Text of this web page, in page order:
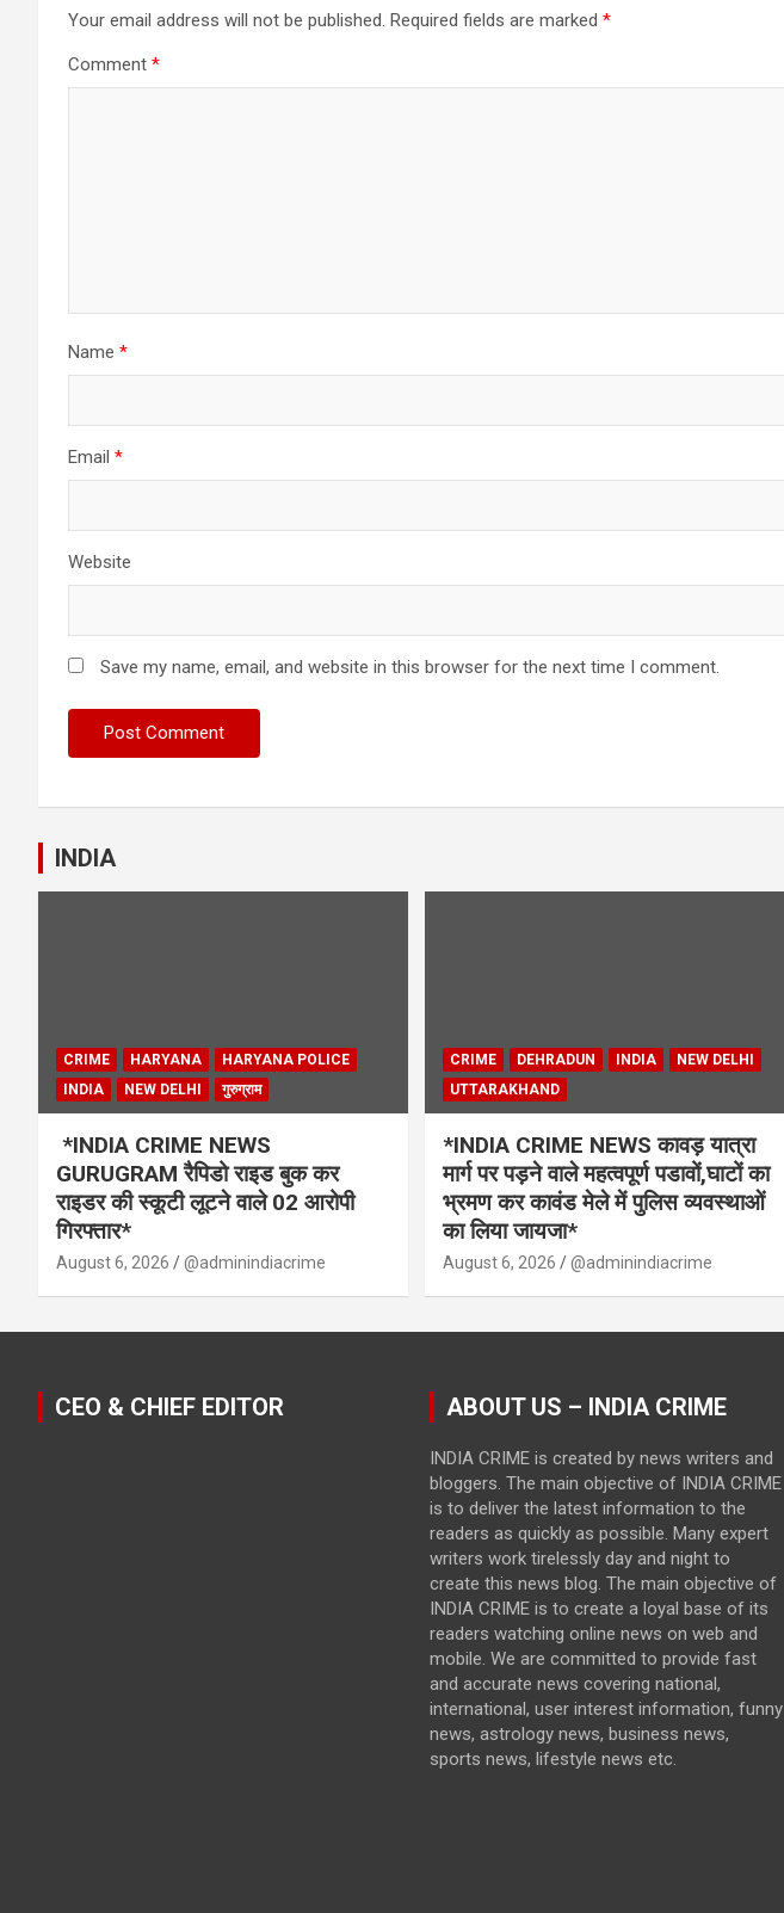
Your email address will not be published. Required fields are marked *
Comment *
Name *
Email *
Website
Save my name, email, and website in this browser for the next time I comment.
INDIA
CRIME HARYANA
HARYANA POLICE
INDIA
NEW DELHI गुरुग्राम
*INDIA CRIME NEWS
GURUGRAM रैपिडो राइड बुक कर
राइडर की स्कूटी लूटने वाले 02 आरोपी
गिरफ्तार*
August 6, 2026 @adminindiacrime
CRIME DEHRADUN INDIA
NEW DELHI
UTTARAKHAND
*INDIA CRIME NEWS कावड़ यात्रा
मार्ग पर पड़ने वाले महत्वपूर्ण पडावों,घाटों का
भ्रमण कर कावंड मेले में पुलिस व्यवस्थाओं
का लिया जायजा*
August 6, 2026 @adminindiacrime
CEO & CHIEF EDITOR ABOUT US – INDIA CRIME
INDIA CRIME is created by news writers and
bloggers. The main objective of INDIA CRIME
is to deliver the latest information to the
readers as quickly as possible. Many expert
writers work tirelessly day and night to
create this news blog. The main objective of
INDIA CRIME is to create a loyal base of its
readers watching online news on web and
mobile. We are committed to provide fast
and accurate news covering national,
international, user interest information, funny
news, astrology news, business news,
sports news, lifestyle news etc.